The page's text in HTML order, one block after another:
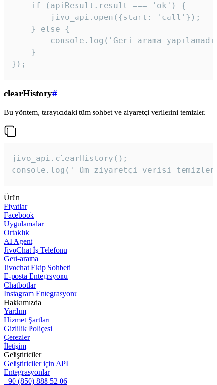
    if (apiResult.result === 'ok') {
        jivo_api.open({start: 'call'});
    } else {
console.log('Geri-arama
    }
});
clearHistory#
Bu yöntem, tarayıcıdaki tüm sohbet ve ziyaretçi verilerini temizler.
jivo_api.clearHistory();
console.log('Tüm ziyaretçi verisi
Ürün
Fiyatlar
Facebook
Uygulamalar
Ortaklık
AI Agent
JivoChat İş Telefonu
Geri-arama
Jivochat Ekip Sohbeti
E-posta Entegrsyonu
Chatbotlar
Instagram Entegrasyonu
Hakkımızda
Yardım
Hizmet Şartları
Gizlilik Poliçesi
Çerezler
İletişim
Geliştiriciler
Geliştiriciler için API
Entegrasyonlar
+90 (850) 888 52 06